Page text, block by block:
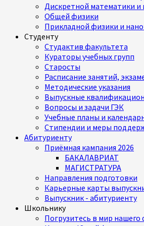
Дискретной математики
Общей физики
Прикладной физики и
Студенту
Студактив факультета
Кураторы учебных групп
Старосты
Расписание занятий,
Методические указания
Выпускные
Вопросы и задачи ГЭК
Учебные планы и
Стипендии и меры
Абитуриенту
Приёмная кампания 2026
БАКАЛАВРИАТ
МАГИСТРАТУРА
Направления подготовки
Карьерные карты
Выпускник - абитуриенту
Школьнику
Погрузитесь в мир нашего